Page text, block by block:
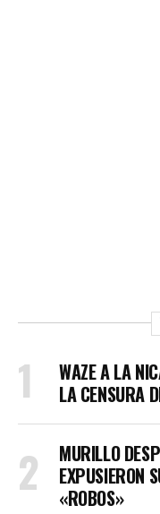
WAZE A LA
LA CENSURA
MURILLO
EXPUSIERON
«ROBOS»